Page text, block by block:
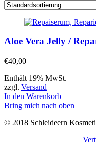
Aloe Vera Jelly /
€40,00
Enthält 19% MwSt.
zzgl. Versand
In den Warenkorb
Bring mich nach oben
© 2018 Schleideern